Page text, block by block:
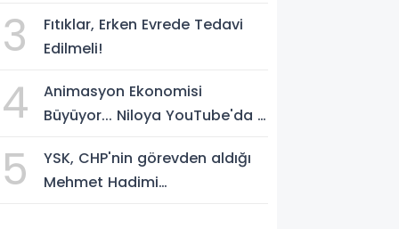
3
Fıtıklar, Erken Evrede Tedavi
Edilmeli!
4
Animasyon Ekonomisi
Büyüyor... Niloya YouTube'da 7
5
YSK, CHP'nin görevden aldığı
Mehmet Hadimi